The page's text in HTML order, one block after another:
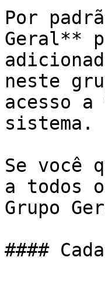
Por
Geral**
neste
acesso
sistema.
Se você
a todos
Grupo
####